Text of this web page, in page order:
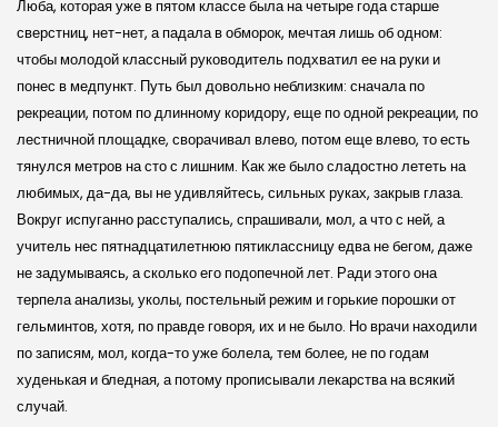
Люба, которая уже в пятом классе была на четыре года старше
сверстниц, нет-нет, а падала в обморок, мечтая лишь об одном:
чтобы молодой классный руководитель подхватил ее на руки и
понес в медпункт. Путь был довольно неблизким: сначала по
рекреации, потом по длинному коридору, еще по одной рекреации, по
лестничной площадке, сворачивал влево, потом еще влево, то есть
тянулся метров на сто с лишним. Как же было сладостно лететь на
любимых, да-да, вы не удивляйтесь, сильных руках, закрыв глаза.
Вокруг испуганно расступались, спрашивали, мол, а что с ней, а
учитель нес пятнадцатилетнюю пятиклассницу едва не бегом, даже
не задумываясь, а сколько его подопечной лет. Ради этого она
терпела анализы, уколы, постельный режим и горькие порошки от
гельминтов, хотя, по правде говоря, их и не было. Но врачи находили
по записям, мол, когда-то уже болела, тем более, не по годам
худенькая и бледная, а потому прописывали лекарства на всякий
случай.